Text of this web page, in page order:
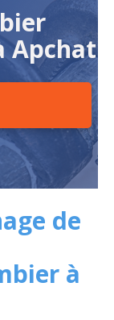
Apchat
de
à